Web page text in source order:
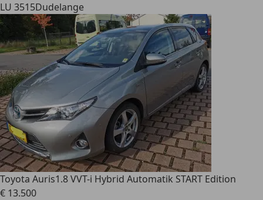
LU 3515Dudelange
Toyota Auris1.8 VVT-i Hybrid Automatik START Edition
€ 13.500